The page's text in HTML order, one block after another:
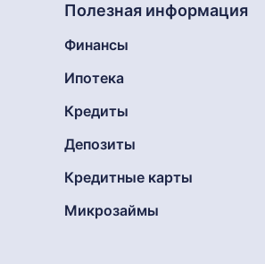
Полезная информация
Финансы
Ипотека
Кредиты
Депозиты
Кредитные карты
Микрозаймы